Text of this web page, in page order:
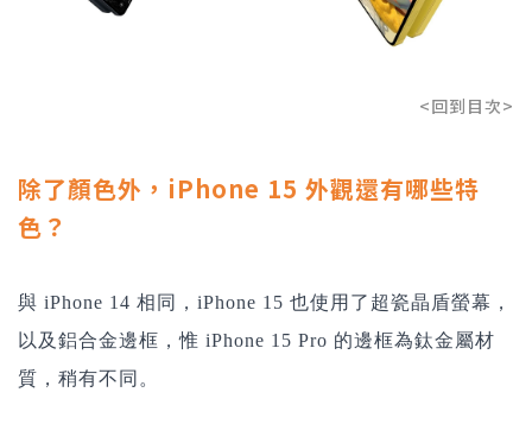
<回到目次>
除了顏色外，iPhone 15 外觀還有哪些特
色？
與 iPhone 14 相同， iPhone 15 也使用了超瓷晶盾螢幕，
以及鋁合金邊框，惟 iPhone 15 Pro 的邊框為鈦金屬材
質，稍有不同。